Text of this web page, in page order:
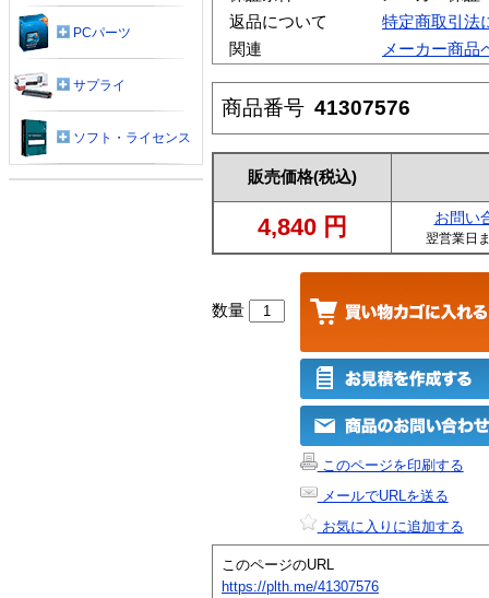
返品について
特定商取引法
関連
メーカー商品
商品番号 41307576
販売価格(税込)
4,840 円 お問い
翌営業日
数量
このページを印刷する
メールでURLを送る
お気に入りに追加する
このページのURL
https://plth.me/41307576
PCパーツ
サプライ
ソフト・ライセンス